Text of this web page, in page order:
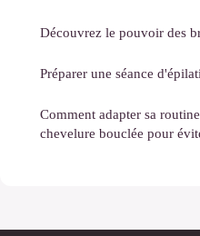
Découvrez le pouvoir des
Préparer une séance
Comment adapter sa
chevelure bouclée pour